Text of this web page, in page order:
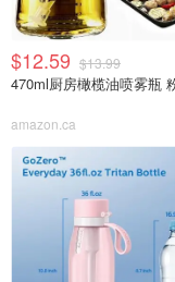
$12.59 $13.99
470ml厨房橄榄油喷雾瓶
amazon.ca